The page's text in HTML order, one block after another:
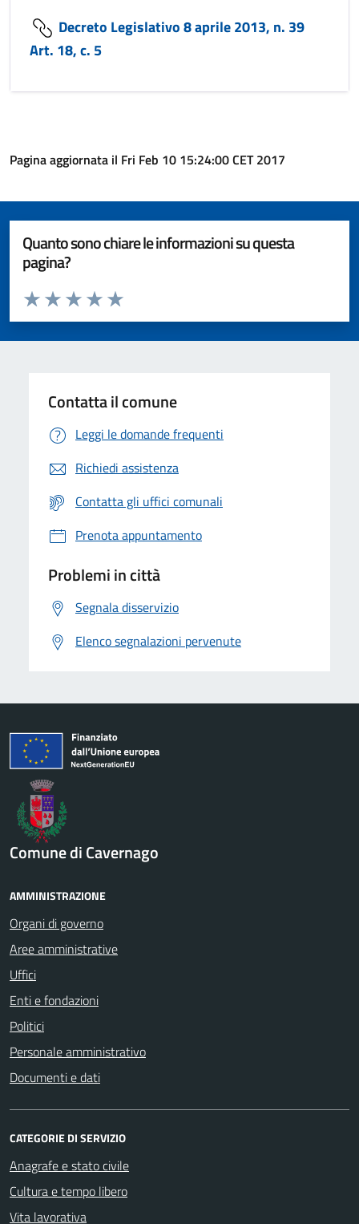
Decreto Legislativo 8 aprile 2013, n. 39
Art. 18, c. 5
Pagina aggiornata il Fri Feb 10 15:24:00 CET 2017
Quanto sono chiare le informazioni su questa
pagina?
Valuta da 1 a 5 stelle la pagina
Valuta 5 stelle su 5
Valuta 4 stelle su 5
Valuta 3 stelle su 5
Valuta 2 stelle su 5
Valuta 1 stelle su 5
Contatta il comune
Leggi le domande frequenti
Richiedi assistenza
Contatta gli uffici comunali
Prenota appuntamento
Problemi in città
Segnala disservizio
Elenco segnalazioni pervenute
Comune di Cavernago
AMMINISTRAZIONE
Organi di governo
Aree amministrative
Uffici
Enti e fondazioni
Politici
Personale amministrativo
Documenti e dati
CATEGORIE DI SERVIZIO
Anagrafe e stato civile
Cultura e tempo libero
Vita lavorativa